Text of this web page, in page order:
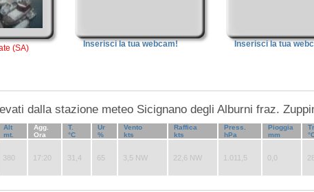
(SA) Inserisci la tua webcam! Inserisci la tua
dalla stazione meteo Sicignano degli Alburni fraz.
Alt
mt.
Agg.
Ora
T.
°C
Ur
%
Vento
kts
Raffica
kts
Press.
hPa
Pioggia
mm
380 17:20 31,4 65 3,5 NW 22,6 NW 1.011,5 0,0